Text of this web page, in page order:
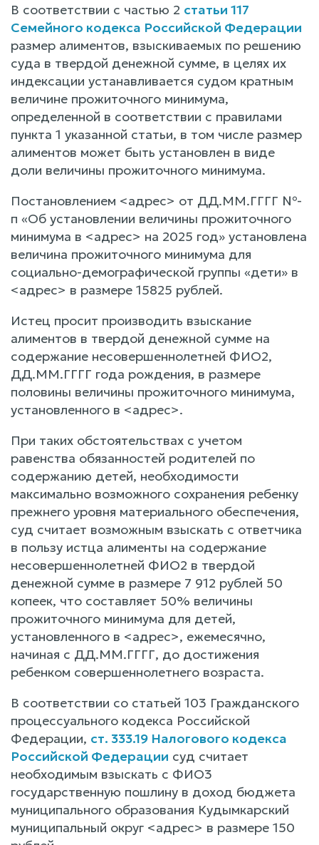
В соответствии с частью 2 статьи 117
Семейного кодекса Российской Федерации
размер алиментов, взыскиваемых по решению
суда в твердой денежной сумме, в целях их
индексации устанавливается судом кратным
величине прожиточного минимума,
определенной в соответствии с правилами
пункта 1 указанной статьи, в том числе размер
алиментов может быть установлен в виде
доли величины прожиточного минимума.
Постановлением <адрес> от ДД.ММ.ГГГГ №-
п «Об установлении величины прожиточного
минимума в <адрес> на 2025 год» установлена
величина прожиточного минимума для
социально-демографической группы «дети» в
<адрес> в размере 15825 рублей.
Истец просит производить взыскание
алиментов в твердой денежной сумме на
содержание несовершеннолетней ФИО2,
ДД.ММ.ГГГГ года рождения, в размере
половины величины прожиточного минимума,
установленного в <адрес>.
При таких обстоятельствах с учетом
равенства обязанностей родителей по
содержанию детей, необходимости
максимально возможного сохранения ребенку
прежнего уровня материального обеспечения,
суд считает возможным взыскать с ответчика
в пользу истца алименты на содержание
несовершеннолетней ФИО2 в твердой
денежной сумме в размере 7 912 рублей 50
копеек, что составляет 50% величины
прожиточного минимума для детей,
установленного в <адрес>, ежемесячно,
начиная с ДД.ММ.ГГГГ, до достижения
ребенком совершеннолетнего возраста.
В соответствии со статьей 103 Гражданского
процессуального кодекса Российской
Федерации, ст. 333.19 Налогового кодекса
Российской Федерации суд считает
необходимым взыскать с ФИО3
государственную пошлину в доход бюджета
муниципального образования Кудымкарский
муниципальный округ <адрес> в размере 150